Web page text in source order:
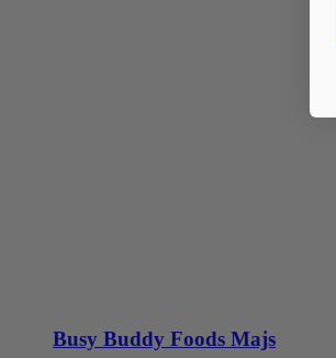
Busy Buddy Foods Majs